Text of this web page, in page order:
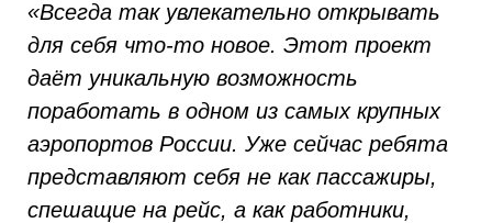
«Всегда так увлекательно открывать
для себя что-то новое. Этот проект
даёт уникальную возможность
поработать в одном из самых крупных
аэропортов России. Уже сейчас ребята
представляют себя не как пассажиры,
спешащие на рейс, а как работники,